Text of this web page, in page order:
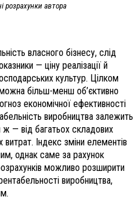
розрахунки автора
власного бізнесу, слід
— ціну реалізації й
культур. Цілком
більш-менш об’єктивно
економічної ефективності
виробництва залежить
ж — від багатьох складових
Індекс зміни елементів
однак саме за рахунок
можливо розширити
виробництва,